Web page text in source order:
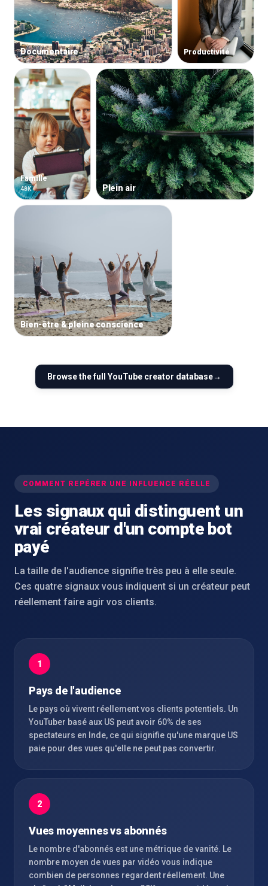
Documentaire Productivité
Famille
48K Plein air
Bien-être & pleine conscience
Browse the full YouTubecreator database→
COMMENT REPÉRER UNE INFLUENCE RÉELLE
Les signaux qui distinguent un
vrai créateur d'un compte bot
payé
La taille de l'audience signifie très peu à elle seule.
Ces quatre signaux vous indiquent si un créateur peut
réellement faire agir vos clients.
1
Pays de l'audience
Le pays où vivent réellement vos clients potentiels. Un
YouTuber basé aux US peut avoir 60% de ses
spectateurs en Inde, ce qui signifie qu'une marque US
paie pour des vues qu'elle ne peut pas convertir.
2
Vues moyennes vs abonnés
Le nombre d'abonnés est une métrique de vanité. Le
nombre moyen de vues par vidéo vous indique
combien de personnes regardent réellement. Une